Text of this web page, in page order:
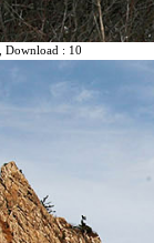
, Download : 10